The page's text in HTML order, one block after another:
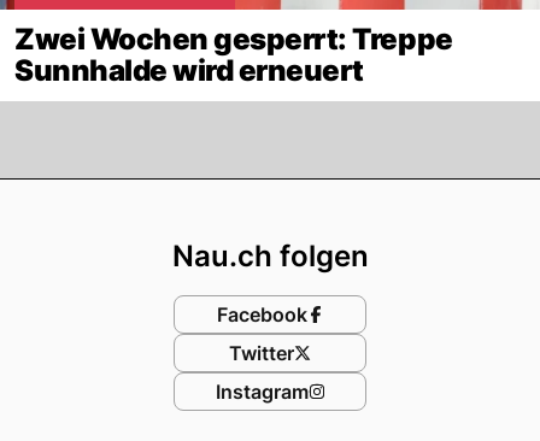
Zwei Wochen gesperrt: Treppe
Sunnhalde wird erneuert
Nau.ch folgen
Facebook
Twitter
Instagram